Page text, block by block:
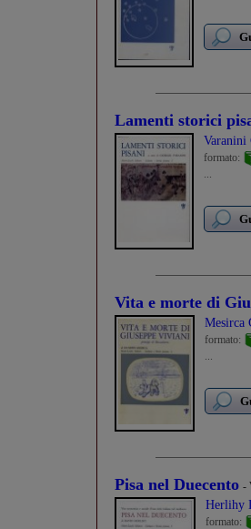
Lamenti storici
Varanini
formato:
...
Vita e morte di
Mesirca
formato:
...
Pisa nel Duecento -
Herlihy
formato: